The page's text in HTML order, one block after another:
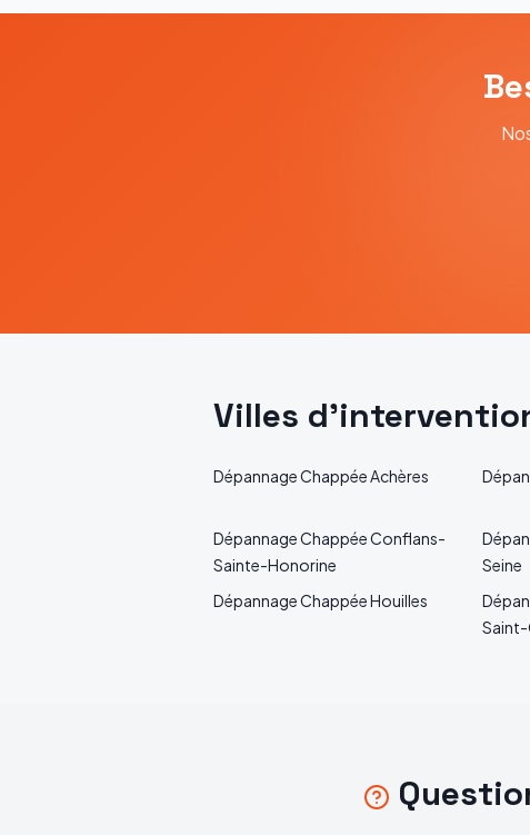
Villes
DépannageChappéeAchères
DépannageChappéeConflans-
Sainte-Honorine
Seine
DépannageChappéeHouilles